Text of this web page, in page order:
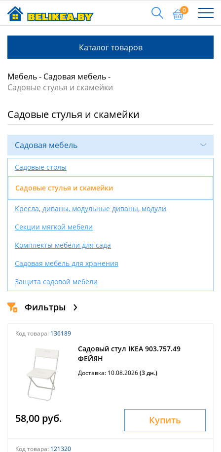
0
Каталог товаров
Мебель
Садовая мебель
Садовые стулья и скамейки
Садовые стулья и скамейки
Садовая мебель
Садовые столы
Садовые стулья и скамейки
Кресла, диваны, модульные диваны, модули
Секции мягкой мебели
Комплекты мебели для сада
Садовая мебель для хранения
Защита садовой мебели
Фильтры
Код товара: 136189
Садовый стул IKEA 903.757.49
ФЕЙЯН
Доставка: 10.08.2026(3 дн.)
58,00 руб. Купить
Код товара: 121320